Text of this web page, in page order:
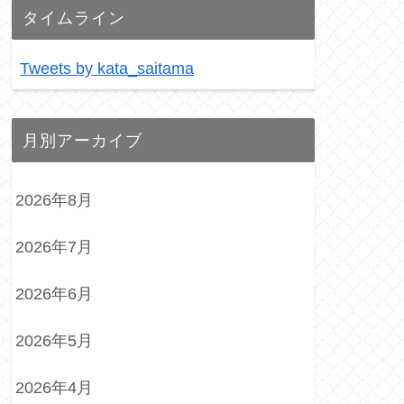
タイムライン
Tweets by kata_saitama
月別アーカイブ
2026年8月
2026年7月
2026年6月
2026年5月
2026年4月